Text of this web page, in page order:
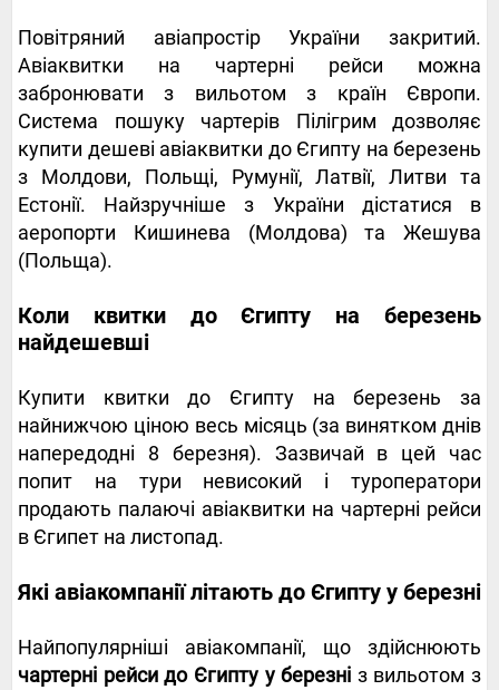
Повітряний авіапростір України закритий.
Авіаквитки на чартерні рейси можна
забронювати з вильотом з країн Європи.
Система пошуку чартерів Пілігрим дозволяє
купити дешеві авіаквитки до Єгипту на березень
з Молдови, Польщі, Румунії, Латвії, Литви та
Естонії. Найзручніше з України дістатися в
аеропорти Кишинева (Молдова) та Жешува
(Польща).
Коли квитки до Єгипту на березень
найдешевші
Купити квитки до Єгипту на березень за
найнижчою ціною весь місяць (за винятком днів
напередодні 8 березня). Зазвичай в цей час
попит на тури невисокий і туроператори
продають палаючі авіаквитки на чартерні рейси
в Єгипет на листопад.
Які авіакомпанії літають до Єгипту у березні
Найпопулярніші авіакомпанії, що здійснюють
чартерні рейси до Єгипту у березні з вильотом з